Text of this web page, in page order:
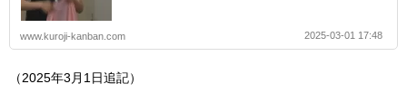
www.kuroji-kanban.com 2025-03-01 17:48
（2025年3月1日追記）